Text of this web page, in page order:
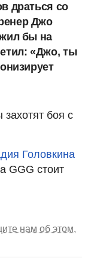
драться со
Джо
бы на
«Джо, ты
боя с
Головкина
GGG стоит
нам об этом.